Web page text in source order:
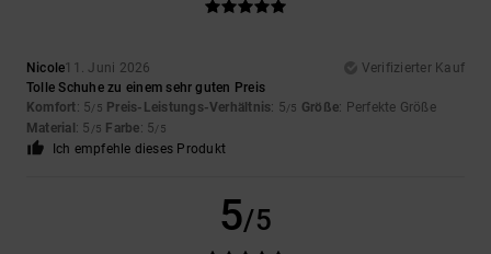
Nicole11. Juni 2026
Verifizierter Kauf
Tolle Schuhe zu einem sehr guten Preis
Komfort: 5/5 Preis-Leistungs-Verhältnis: 5/5 Größe: Perfekte Größe
Material : 5 /5 Farbe: 5/5
Ich empfehle dieses Produkt
5/5